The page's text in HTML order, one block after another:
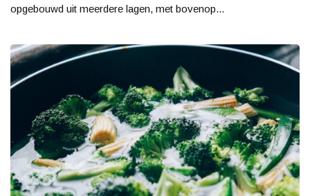
opgebouwd uit meerdere lagen, met bovenop...